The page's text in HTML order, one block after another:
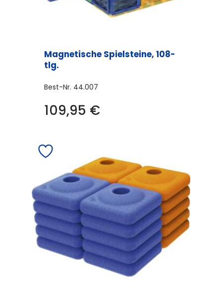
Magnetische Spielsteine, 108-
tlg.
Best-Nr. 44.007
109,95 €